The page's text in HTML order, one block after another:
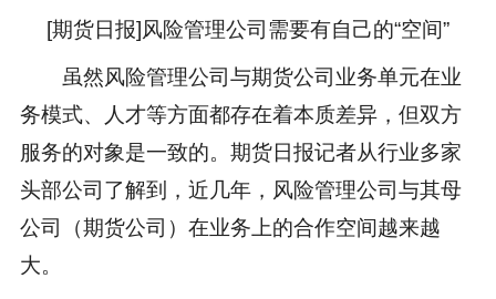
[期货日报]风险管理公司需要有自己的“空间”
虽然风险管理公司与期货公司业务单元在业
务模式、人才等方面都存在着本质差异，但双方
服务的对象是一致的。期货日报记者从行业多家
头部公司了解到，近几年，风险管理公司与其母
公司（期货公司）在业务上的合作空间越来越
大。